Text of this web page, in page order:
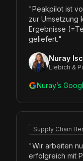
"Peakpilot ist
zur Umsetzung
Ergebnisse
geliefert."
Nuray
Liebich &
Nuray’s
Supply Chain
"Wir arbeiten
erfolgreich mit